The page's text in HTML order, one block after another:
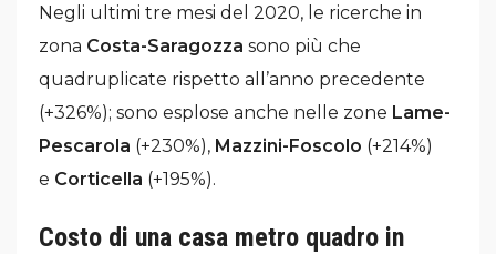
Negli ultimi tre mesi del 2020, le ricerche in
zona Costa-Saragozza sono più che
quadruplicate rispetto all’anno precedente
(+326%); sono esplose anche nelle zone Lame-
Pescarola (+230%), Mazzini-Foscolo (+214%)
e Corticella (+195%).
Costo di una casa metro quadro in